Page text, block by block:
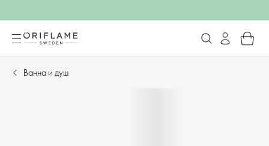
Ванна и душ